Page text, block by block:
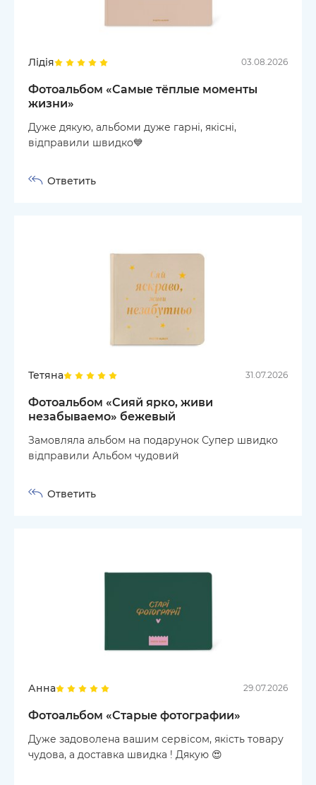
Лідія 03.08.2026
Фотоальбом «Самые тёплые моменты
жизни»
Дуже дякую, альбоми дуже гарні, якісні,
відправили швидко💙
Ответить
Тетяна 31.07.2026
Фотоальбом «Сияй ярко, живи
незабываемо» бежевый
Замовляла альбом на подарунок Супер швидко
відправили Альбом чудовий
Ответить
Анна 29.07.2026
Фотоальбом «‎Старые фотографии»
Дуже задоволена вашим сервісом, якість товару
чудова, а доставка швидка ! Дякую 😍